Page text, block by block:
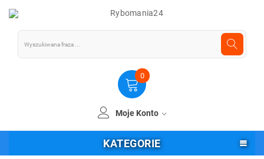
0
Moje Konto
KATEGORIE